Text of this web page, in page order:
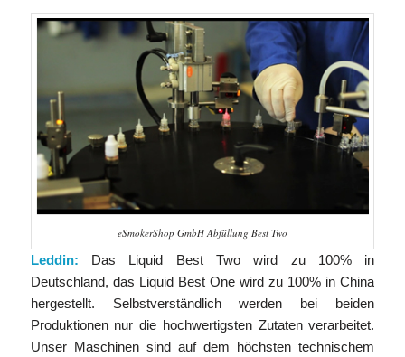
eSmokerShop GmbH Abfüllung Best Two
Leddin: Das Liquid Best Two wird zu 100% in
Deutschland, das Liquid Best One wird zu 100% in China
hergestellt. Selbstverständlich werden bei beiden
Produktionen nur die hochwertigsten Zutaten verarbeitet.
Unser Maschinen sind auf dem höchsten technischem